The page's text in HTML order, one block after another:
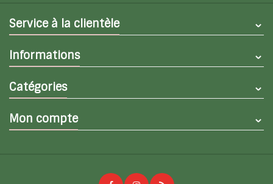
Service à la clientèle
Informations
Catégories
Mon compte